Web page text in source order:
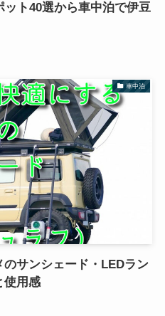
ト40選から車中泊で伊豆
車中泊
サンシェード・LEDラン
使用感